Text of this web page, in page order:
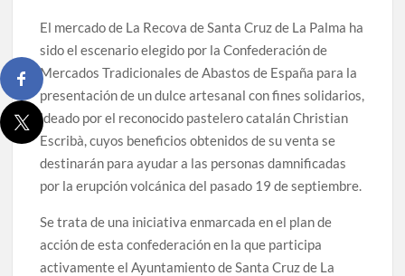
El mercado de La Recova de Santa Cruz de La Palma ha
sido el escenario elegido por la Confederación de
Mercados Tradicionales de Abastos de España para la
presentación de un dulce artesanal con fines solidarios,
ideado por el reconocido pastelero catalán Christian
Escribà, cuyos beneficios obtenidos de su venta se
destinarán para ayudar a las personas damnificadas
por la erupción volcánica del pasado 19 de septiembre.
Se trata de una iniciativa enmarcada en el plan de
acción de esta confederación en la que participa
activamente el Ayuntamiento de Santa Cruz de La